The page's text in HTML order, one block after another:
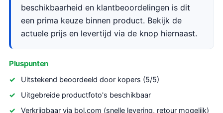
beschikbaarheid en klantbeoordelingen is dit
een prima keuze binnen product. Bekijk de
actuele prijs en levertijd via de knop hiernaast.
Pluspunten
Uitstekend beoordeeld door kopers (5/5)
Uitgebreide productfoto's beschikbaar
Verkrijgbaar via bol.com (snelle levering, retour mogelijk)